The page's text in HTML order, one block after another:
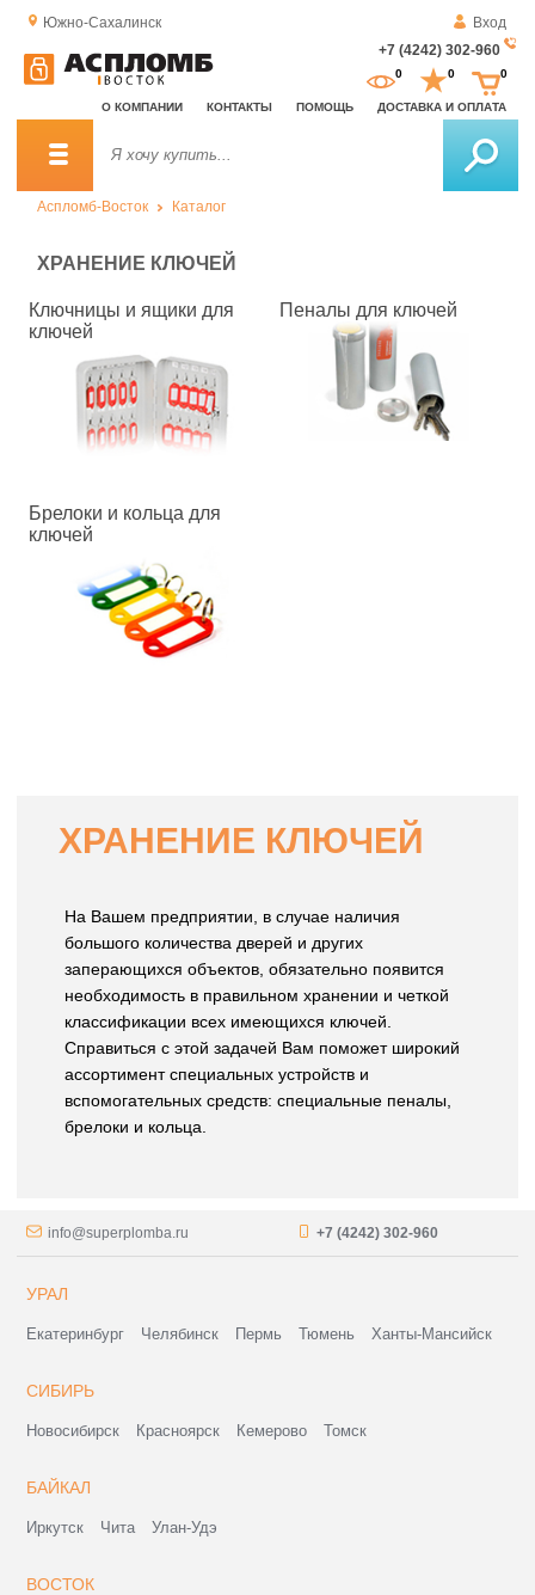
Южно-Сахалинск
Вход
+7 (4242) 302-960
О КОМПАНИИ КОНТАКТЫ ПОМОЩЬ ДОСТАВКА И ОПЛАТА
0 0 0
Аспломб-Восток Каталог
ХРАНЕНИЕ КЛЮЧЕЙ
Ключницы и ящики для
ключей
Пеналы для ключей
Брелоки и кольца для
ключей
ХРАНЕНИЕ КЛЮЧЕЙ
На Вашем предприятии, в случае наличия
большого количества дверей и других
заперающихся объектов, обязательно появится
необходимость в правильном хранении и четкой
классификации всех имеющихся ключей.
Справиться с этой задачей Вам поможет широкий
ассортимент специальных устройств и
вспомогательных средств: специальные пеналы,
брелоки и кольца.
info@superplomba.ru +7 (4242) 302-960
УРАЛ
Екатеринбург Челябинск Пермь Тюмень Ханты-Мансийск
СИБИРЬ
Новосибирск Красноярск Кемерово Томск
БАЙКАЛ
Иркутск Чита Улан-Удэ
ВОСТОК